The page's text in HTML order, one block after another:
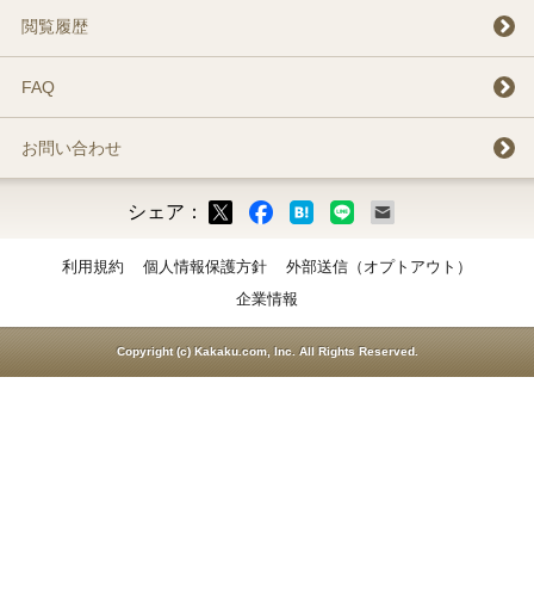
閲覧履歴
FAQ
お問い合わせ
シェア：
利用規約 個人情報保護方針
外部送信（オプトアウト）
企業情報
Copyright (c) Kakaku.com, Inc. All Rights Reserved.